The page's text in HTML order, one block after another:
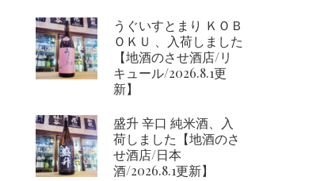
うぐいすとまり ＫＯＢ
ＯＫＵ 、入荷しました
【地酒のさせ酒店/リ
キュール/2026.8.1更
新】
盛升 辛口 純米酒、入
荷しました【地酒のさ
せ酒店/日本
酒/2026.8.1更新】